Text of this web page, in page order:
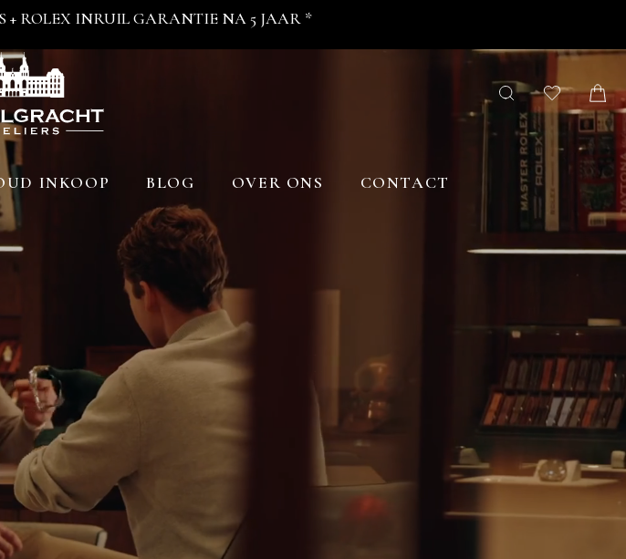
+ ROLEX INRUIL GARANTIE NA 5 JAAR *
INKOOP BLOG OVER ONS CONTACT